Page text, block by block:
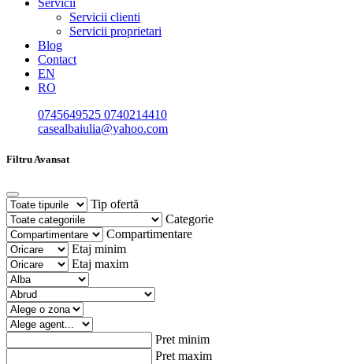
Servicii
Servicii clienti
Servicii proprietari
Blog
Contact
EN
RO
0745649525 0740214410
casealbaiulia@yahoo.com
Filtru Avansat
Tip ofertă
Categorie
Compartimentare
Etaj minim
Etaj maxim
Pret minim
Pret maxim